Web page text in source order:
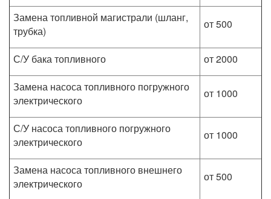
Замена топливной магистрали (шланг,
трубка)
от 500
С/У бака топливного
от 2000
Замена насоса топливного погружного
электрического
от 1000
С/У насоса топливного погружного
электрического
от 1000
Замена насоса топливного внешнего
электрического
от 500